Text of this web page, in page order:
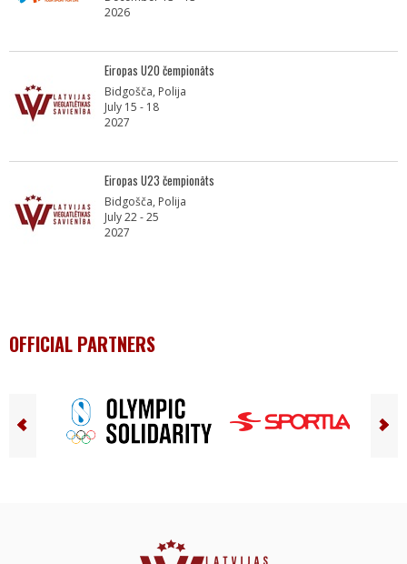
2026
Eiropas U20 čempionāts
Bidgošča, Polija
July 15 - 18
2027
Eiropas U23 čempionāts
Bidgošča, Polija
July 22 - 25
2027
OFFICIAL PARTNERS